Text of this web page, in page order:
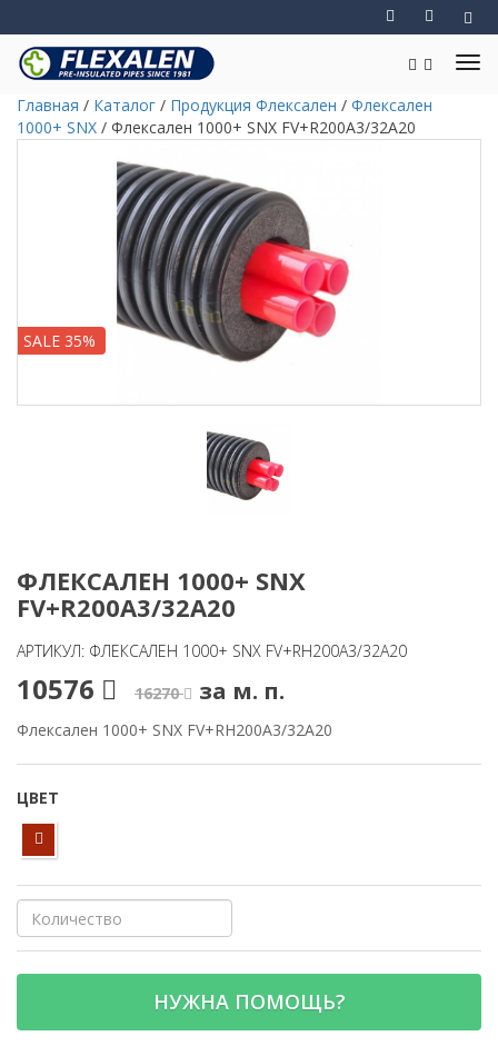
Главная / Каталог / Продукция Флексален / Флексален
1000+ SNX / Флексален 1000+ SNX FV+R200A3/32A20
SALE 35%
ФЛЕКСАЛЕН 1000+ SNX
FV+R200A3/32A20
АРТИКУЛ: ФЛЕКСАЛЕН 1000+ SNX FV+RH200A3/32A20
10576 16270 за м. п.
Флексален 1000+ SNX FV+RH200A3/32A20
ЦВЕТ
НУЖНА ПОМОЩЬ?